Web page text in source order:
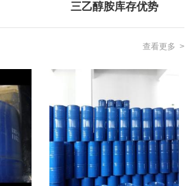
三乙醇胺库存优势
查看更多 >